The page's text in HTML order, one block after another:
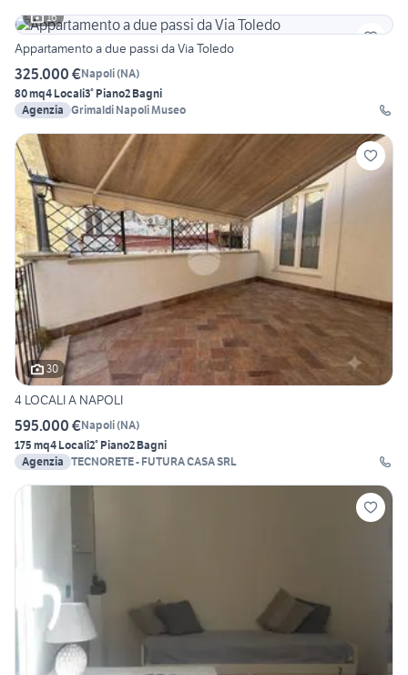
16
Appartamento a due passi da Via Toledo
325.000 €Napoli(NA)
80 mq4 Locali3° Piano2 Bagni
Agenzia Grimaldi Napoli Museo
30
4 LOCALI A NAPOLI
595.000 €Napoli(NA)
175 mq4 Locali2° Piano2 Bagni
Agenzia TECNORETE - FUTURA CASA SRL